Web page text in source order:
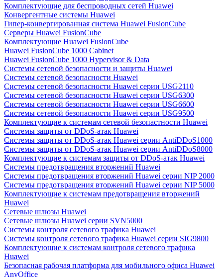
Комплектующие для беспроводных сетей Huawei
Конвергентные системы Huawei
Гипер-конвергированная система Huawei FusionCube
Серверы Huawei FusionCube
Комплектующие Huawei FusionCube
Huawei FusionCube 1000 Cabinet
Huawei FusionCube 1000 Hypervisor & Data
Системы сетевой безопасности и защиты Huawei
Системы сетевой безопасности Huawei
Системы сетевой безопасности Huawei серии USG2110
Системы сетевой безопасности Huawei серии USG6300
Системы сетевой безопасности Huawei серии USG6600
Системы сетевой безопасности Huawei серии USG9500
Комплектующие к системам сетевой безопастности Huawei
Системы защиты от DDoS-атак Huawei
Системы защиты от DDoS-атак Huawei серии AntiDDoS1000
Системы защиты от DDoS-атак Huawei серии AntiDDoS8000
Комплектующие к системам защиты от DDoS-атак Huawei
Системы предотвращения вторжений Huawei
Системы предотвращения вторжений Huawei серии NIP 2000
Системы предотвращения вторжений Huawei серии NIP 5000
Комплектующие к системам предотвращения вторжений
Huawei
Сетевые шлюзы Huawei
Сетевые шлюзы Huawei серии SVN5000
Системы контроля сетевого трафика Huawei
Системы контроля сетевого трафика Huawei серии SIG9800
Комплектующие к системам контроля сетевого трафика
Huawei
Безопасная рабочая платформа для мобильного офиса Huawei
AnyOffice